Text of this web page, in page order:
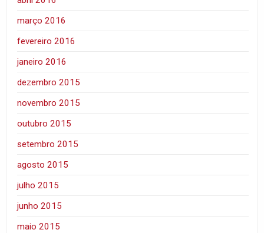
março 2016
fevereiro 2016
janeiro 2016
dezembro 2015
novembro 2015
outubro 2015
setembro 2015
agosto 2015
julho 2015
junho 2015
maio 2015